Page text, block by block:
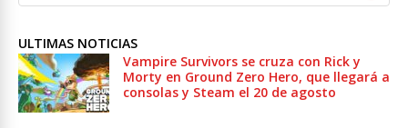
ULTIMAS NOTICIAS
Vampire Survivors se cruza con Rick y
Morty en Ground Zero Hero, que llegará a
consolas y Steam el 20 de agosto